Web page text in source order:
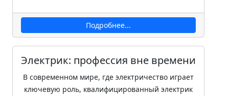
Подробнее...
Электрик: профессия вне времени
В современном мире, где электричество играет
ключевую роль, квалифицированный электрик